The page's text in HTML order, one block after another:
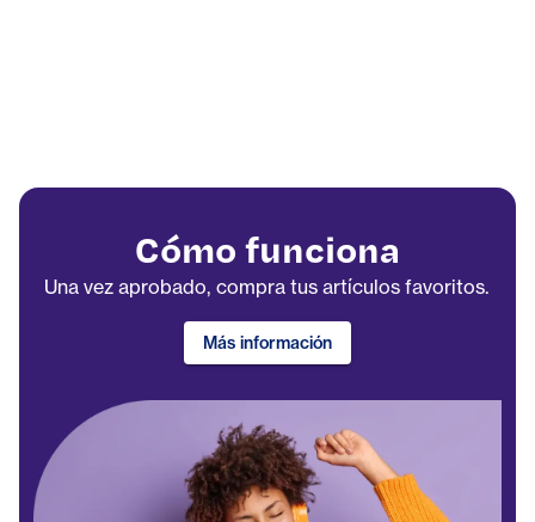
Cómo funciona
Una vez aprobado, compra tus artículos favoritos.
Más información